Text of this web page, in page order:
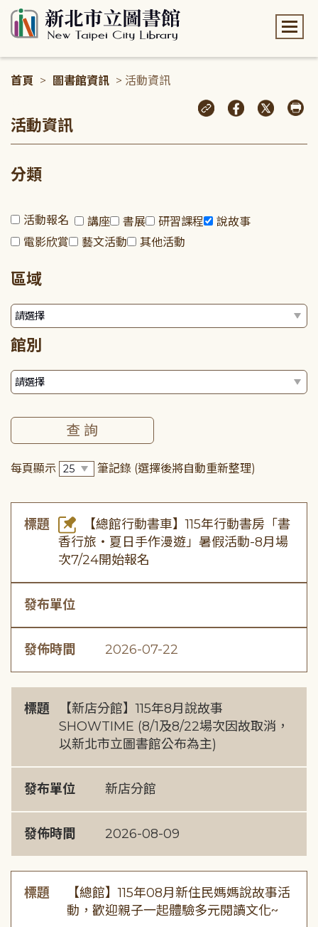
首頁 > 圖書館資訊 > 活動資訊
活動資訊
分類
活動報名 講座 書展 研習課程
說故事
電影欣賞
藝文活動 其他活動
區域
館別
每頁顯示 筆記錄 (選擇後將自動重新整理)
標題
【總館行動書車】115年行動書房「書
香行旅・夏日手作漫遊」暑假活動-8月場
次7/24開始報名
發布單位
發佈時間 2026-07-22
標題
【新店分館】115年8月說故事
SHOWTIME (8/1及8/22場次因故取消，
以新北市立圖書館公布為主)
發布單位 新店分館
發佈時間 2026-08-09
標題
【總館】115年08月新住民媽媽說故事活
動，歡迎親子一起體驗多元閱讀文化~